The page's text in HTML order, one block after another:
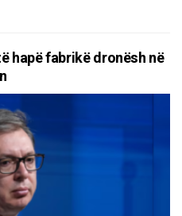
hapë fabrikë dronësh në